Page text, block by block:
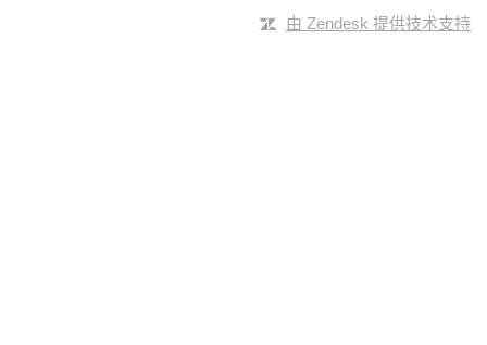
由 Zendesk 提供技术支持